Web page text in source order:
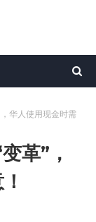
华人使用现金时需
革”，